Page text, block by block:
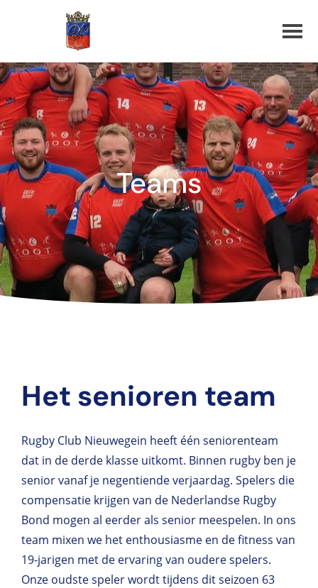
Teams
Het senioren team
Rugby Club Nieuwegein heeft één seniorenteam
dat in de derde klasse uitkomt. Binnen rugby ben je
senior vanaf je negentiende verjaardag. Spelers die
compensatie krijgen van de Nederlandse Rugby
Bond mogen al eerder als senior meespelen. In ons
team mixen we het enthousiasme en de fitness van
19-jarigen met de ervaring van oudere spelers.
Onze oudste speler wordt tijdens dit seizoen 63